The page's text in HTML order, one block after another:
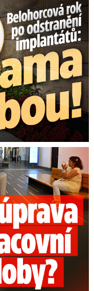
Konečně sama sebou
pracovní doby?